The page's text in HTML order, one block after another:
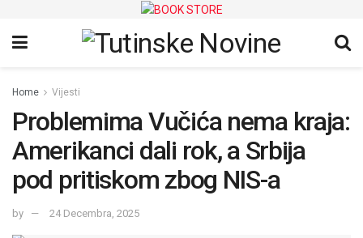
Home Vijesti
Problemima Vučića nema kraja:
Amerikanci dali rok, a Srbija
pod pritiskom zbog NIS-a
by 24 Decembra, 2025